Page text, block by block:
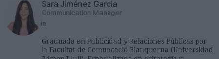
Sara Jiménez Garcia
Communication Manager
Graduada en Publicidad y Relaciones Públicas por
la Facultat de Comuncació Blanquerna (Universidad